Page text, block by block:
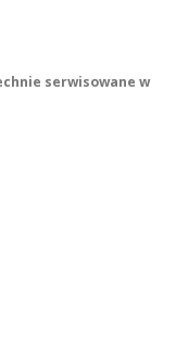
serwisowane w